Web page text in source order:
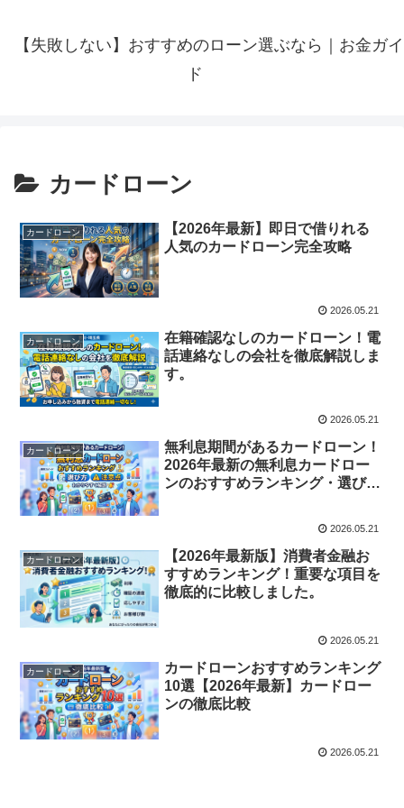
【失敗しない】おすすめのローン選ぶなら｜お金ガイ
ド
カードローン
カードローン
【2026年最新】即日で借りれる
人気のカードローン完全攻略
2026.05.21
カードローン
在籍確認なしのカードローン！電
話連絡なしの会社を徹底解説しま
す。
2026.05.21
カードローン
無利息期間があるカードローン！
2026年最新の無利息カードロー
ンのおすすめランキング・選び
2026.05.21
カードローン
【2026年最新版】消費者金融お
すすめランキング！重要な項目を
徹底的に比較しました。
2026.05.21
カードローン
カードローンおすすめランキング
10選【2026年最新】カードロー
ンの徹底比較
2026.05.21